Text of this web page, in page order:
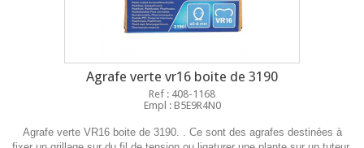
Agrafe verte vr16 boite de 3190
Ref : 408-1168
Empl : B5E9R4N0
Agrafe verte VR16 boite de 3190. . Ce sont des agrafes destinées à